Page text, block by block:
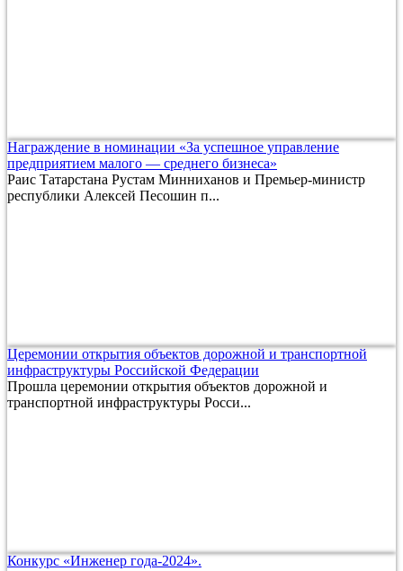
Награждение в номинации «За успешное управление
предприятием малого — среднего бизнеса»
Раис Татарстана Рустам Минниханов и Премьер-министр
республики Алексей Песошин п...
Церемонии открытия объектов дорожной и транспортной
инфраструктуры Российской Федерации
Прошла церемонии открытия объектов дорожной и
транспортной инфраструктуры Росси...
Конкурс «Инженер года-2024».